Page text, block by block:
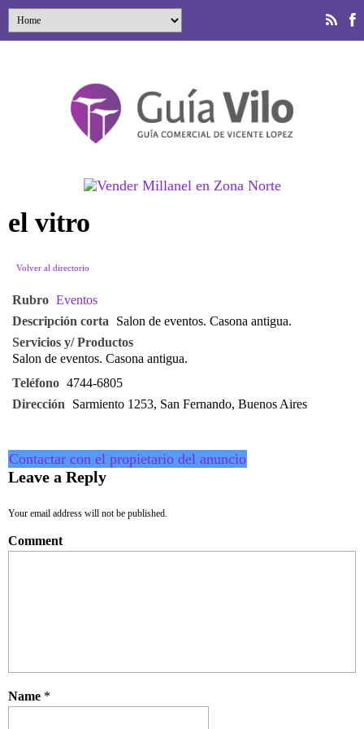
el vitro
Volver al directorio
Rubro Eventos
Descripción corta Salon de eventos. Casona antigua.
Servicios y/ Productos
Salon de eventos. Casona antigua.
Teléfono 4744-6805
Dirección Sarmiento 1253, San Fernando, Buenos Aires
Contactar con el propietario del anuncio
Leave a Reply
Your email address will not be published.
Comment
Name *